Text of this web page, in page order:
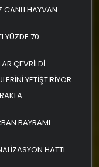
CANLI HAYVAN
YÜZDE 70
ÇEVRİLDİ
YETİŞTİRİYOR
BAYRAMI
HATTI